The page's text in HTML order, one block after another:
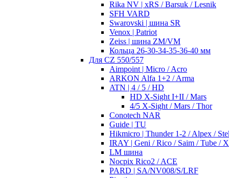
Rika NV | xRS / Barsuk / Lesnik
SFH VARD
Swarovski | шина SR
Venox | Patriot
Zeiss | шина ZM/VM
Кольца 26-30-34-35-36-40 мм
Для CZ 550/557
Aimpoint | Micro / Acro
ARKON Alfa 1+2 / Arma
ATN | 4 / 5 / HD
HD X-Sight I+II / Mars
4/5 X-Sight / Mars / Thor
Conotech NAR
Guide | TU
Hikmicro | Thunder 1-2 / Alpex /
IRAY | Geni / Rico / Saim / Tube /
LM шина
Nocpix Rico2 / ACE
PARD | SA/NV008/S/LRF